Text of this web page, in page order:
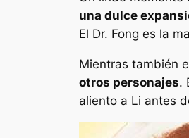
una dulce
El Dr. Fong es la
Mientras también
otros personajes.
aliento a Li antes